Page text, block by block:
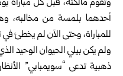
وتقوم مالكته، قبل كل مباراة
أحدهما بلمسة من مخالبه،
للمباراة، وحتى الآن لم يخطئ في
ولم يكن بيلي الحيوان الوحيد
ذهبية تدعى “سويمبابي”